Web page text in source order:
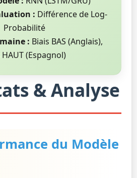
: Différence de Log-
Probabilité
: Biais BAS (Anglais),
HAUT (Espagnol)
& Analyse
du Modèle